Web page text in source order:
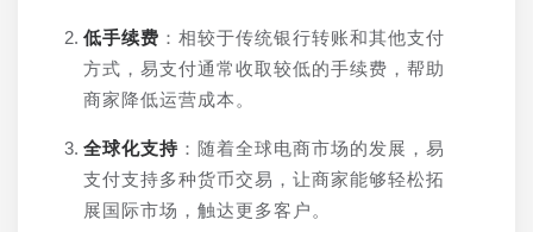
低手续费 ：相较于传统银行转账和其他支付
方式，易支付通常收取较低的手续费，帮助
商家降低运营成本。
全球化支持 ：随着全球电商市场的发展，易
支付支持多种货币交易，让商家能够轻松拓
展国际市场，触达更多客户。